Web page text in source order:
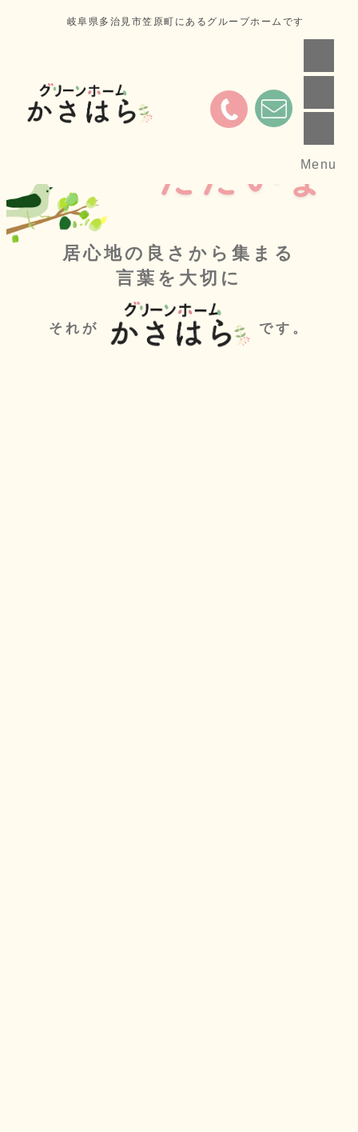
岐阜県多治見市笠原町にあるグループホームです
Menu
居心地の良さから集まる
言葉を大切に
それが です。